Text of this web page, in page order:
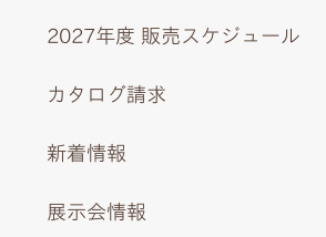
2027年度 販売スケジュール
カタログ請求
新着情報
展示会情報